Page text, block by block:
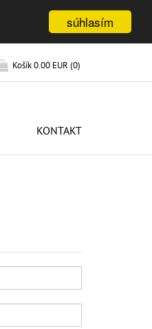
súhlasím
Košík0.00 EUR (0)
KONTAKT